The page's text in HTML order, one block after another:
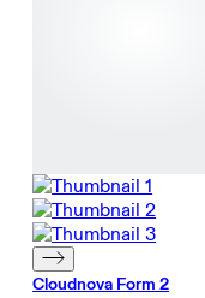
Cloudnova Form 2